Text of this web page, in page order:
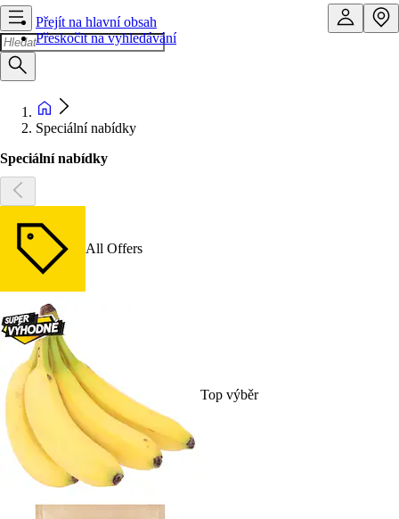
Přejít na hlavní obsah
Přeskočit na vyhledávání
Speciální nabídky
Speciální nabídky
All Offers
Top výběr